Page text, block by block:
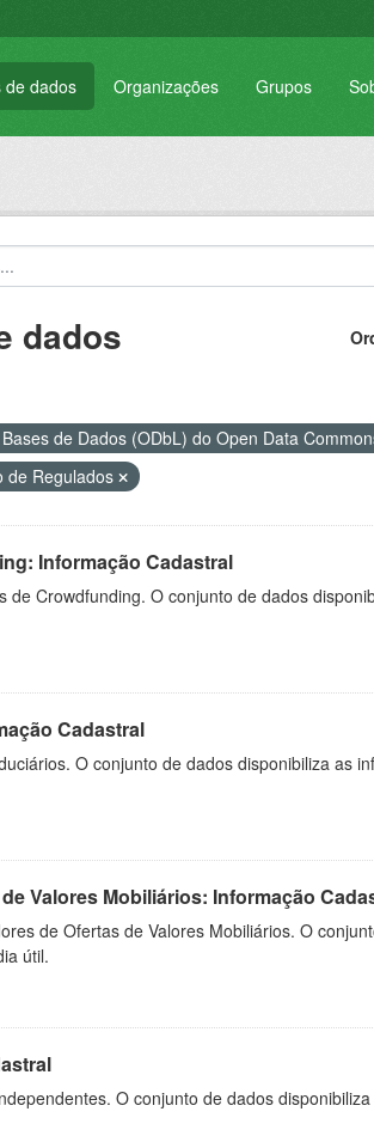
de dados Organizações Grupos
dados
de Dados (ODbL) do Open Data
de Regulados
Informação Cadastral
de Crowdfunding. O conjunto de dados
Cadastral
O conjunto de dados disponibiliza as
Valores Mobiliários: Informação
de Ofertas de Valores Mobiliários. O
útil.
O conjunto de dados